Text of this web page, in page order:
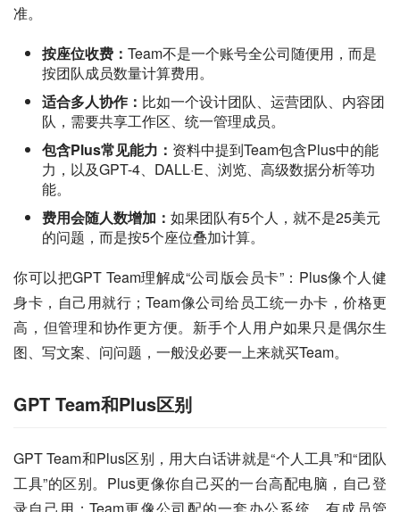
准。
按座位收费： Team不是一个账号全公司随便用，而是
按团队成员数量计算费用。
适合多人协作： 比如一个设计团队、运营团队、内容团
队，需要共享工作区、统一管理成员。
包含Plus常见能力： 资料中提到Team包含Plus中的能
力，以及GPT-4、DALL·E、浏览、高级数据分析等功
能。
费用会随人数增加： 如果团队有5个人，就不是25美元
的问题，而是按5个座位叠加计算。
你可以把GPT Team理解成“公司版会员卡”：Plus像个人健
身卡，自己用就行；Team像公司给员工统一办卡，价格更
高，但管理和协作更方便。新手个人用户如果只是偶尔生
图、写文案、问问题，一般没必要一上来就买Team。
GPT Team和Plus区别
GPT Team和Plus区别，用大白话讲就是“个人工具”和“团队
工具”的区别。Plus更像你自己买的一台高配电脑，自己登
录自己用；Team更像公司配的一套办公系统，有成员管